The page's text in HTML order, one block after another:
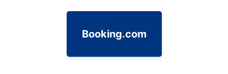
Booking.com